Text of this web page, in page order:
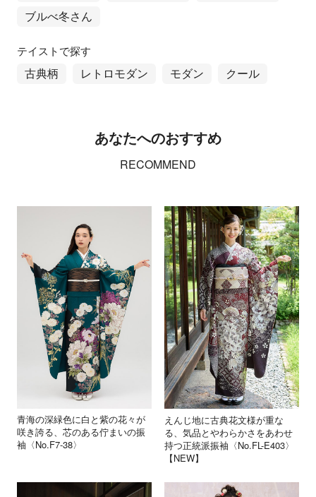
ブルべ冬さん
テイストで探す
古典柄 レトロモダン モダン クール
あなたへのおすすめ
RECOMMEND
青海の深緑色に白と紫の花々が
咲き誇る、芯のある佇まいの振
袖〈No.F7-38〉
えんじ地に古典花文様が重な
る、気品とやわらかさをあわせ
持つ正統派振袖〈No.FL-E403〉
【NEW】